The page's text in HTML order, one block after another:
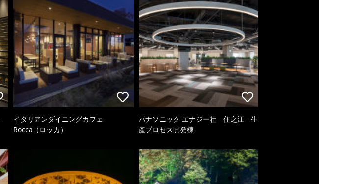
イタリアンダイニングカフェ
Rocca（ロッカ）
パナソニック エナジー社 住之江 生
産プロセス開発棟